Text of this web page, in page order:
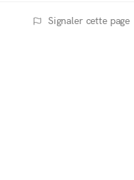
Signaler cette page